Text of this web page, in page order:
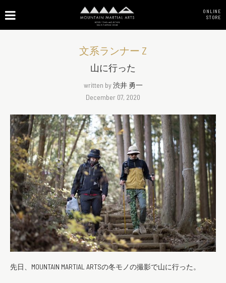
ONLINE
STORE
文系ランナー Z
山に行った
written by渋井 勇一
December 07, 2020
先日、MOUNTAIN MARTIAL ARTSの冬モノの撮影で山に行った。